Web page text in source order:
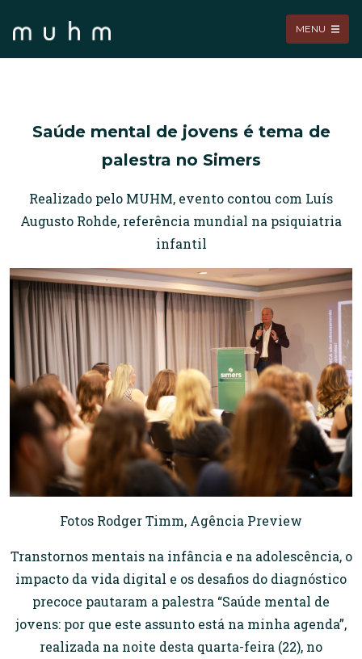
MENU
Saúde mental de jovens é tema de
palestra no Simers
Realizado pelo MUHM, evento contou com Luís
Augusto Rohde, referência mundial na psiquiatria
infantil
Fotos Rodger Timm, Agência Preview
Transtornos mentais na infância e na adolescência, o
impacto da vida digital e os desafios do diagnóstico
precoce pautaram a palestra “Saúde mental de
jovens: por que este assunto está na minha agenda”,
realizada na noite desta quarta-feira (22), no